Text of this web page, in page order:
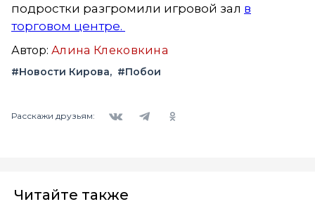
подростки разгромили игровой зал в
торговом центре.
Автор: Алина Клековкина
#Новости Кирова #Побои
Расскажи друзьям:
Читайте также